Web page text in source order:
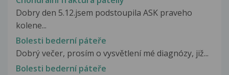
Dobry den 5.12.jsem podstoupila ASK praveho
kolene...
Bolesti bederní páteře
Dobrý večer, prosím o vysvětlení mé diagnózy, již...
Bolesti bederní páteře